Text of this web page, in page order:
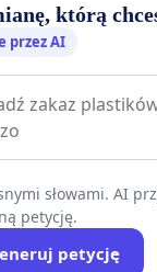
się w
Marcina Pulita.
który
do OFF
przez lata
audycji tworzonych
opartych na
którą
przez AI
słowami. AI
petycję.
petycję